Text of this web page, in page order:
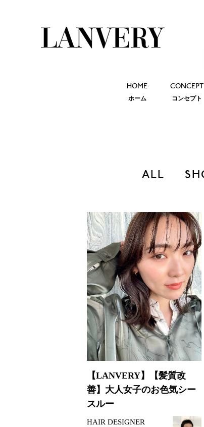
HOME
ホーム
CONCEPT
コンセプト
ALL
【LANVERY】【髪質改
善】大人女子のお色気シー
スルー
HAIR DESIGNER